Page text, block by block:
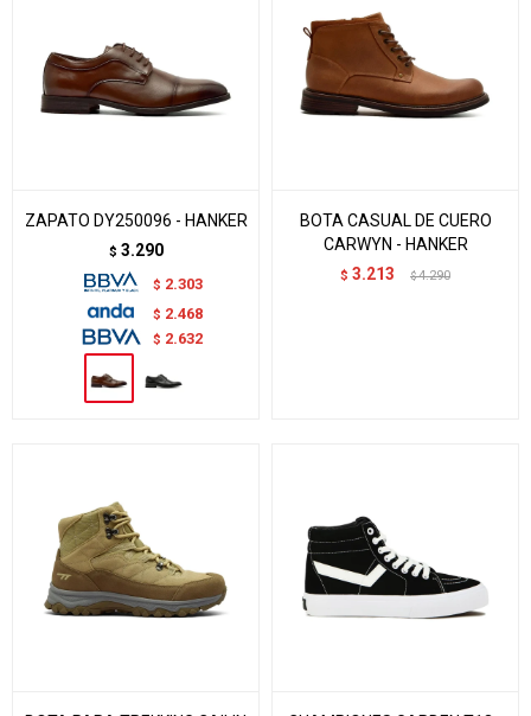
ZAPATO DY250096 - HANKER
$ 3.290
$ 2.303
$ 2.468
$ 2.632
BOTA CASUAL DE CUERO
CARWYN - HANKER
$ 3.213 $ 4.290